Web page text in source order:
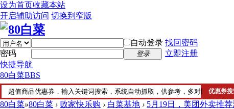
设为首页收藏本站
开启辅助访问 切换到窄版
自动登录 找回密码
密码
登录
立即注册
快捷导航
80白菜BBS
80白菜»80白菜 › 败家快乐购 › 白菜基地 › 5月19日，美团外卖推